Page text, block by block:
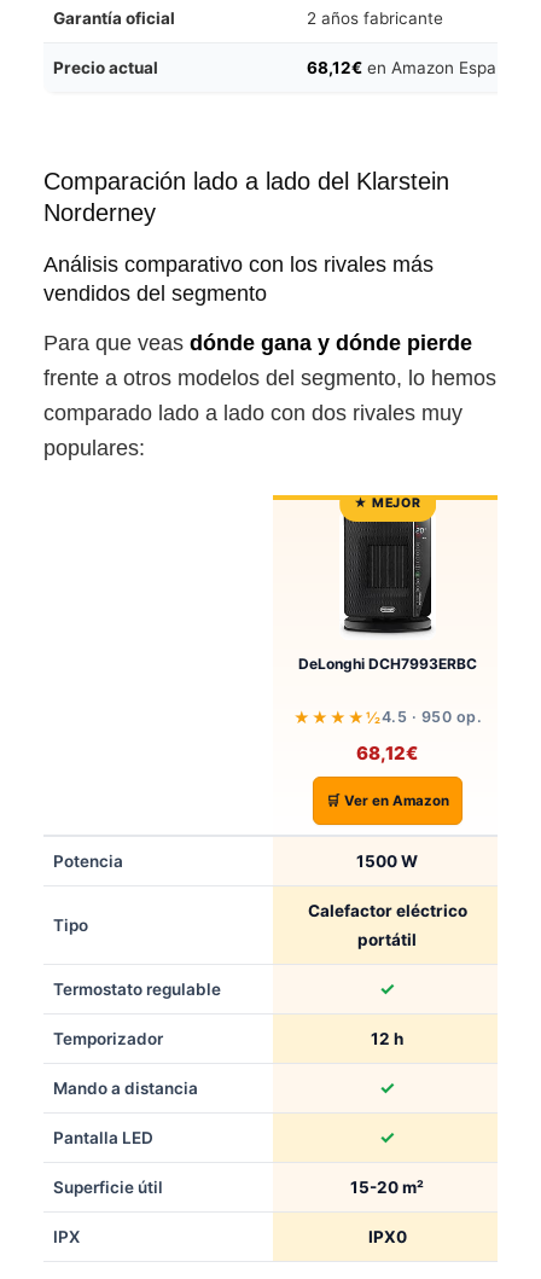
Garantía oficial 2 años fabricante
Precio actual 68,12€en Amazon España
Comparación lado a lado del Klarstein
Norderney
Análisis comparativo con los rivales más
vendidos del segmento
Para que veas dónde gana y dónde pierde
frente a otros modelos del segmento, lo hemos
comparado lado a lado con dos rivales muy
populares:
DeLonghi DCH7993ERBC
★★★★½4.5 · 950 op.
68,12€
🛒 Ver en Amazon
Potencia 1500 W
Tipo
Calefactor eléctrico
portátil
Termostato regulable ✓
Temporizador 12 h
Mando a distancia ✓
Pantalla LED ✓
Superficie útil 15-20 m²
IPX IPX0